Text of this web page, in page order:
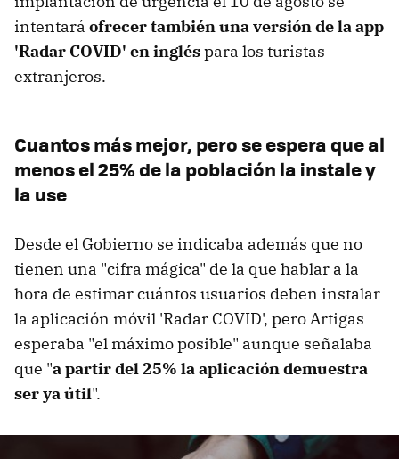
intentará ofrecer también una versión de la app
'Radar COVID' en ingléspara los turistas
extranjeros.
Cuantos más mejor, pero se espera que al
menos el 25% de la población la instale y
la use
Desde el Gobierno se indicaba además que no
tienen una "cifra mágica" de la que hablar a la
hora de estimar cuántos usuarios deben instalar
la aplicación móvil 'Radar COVID', pero Artigas
esperaba "el máximo posible" aunque señalaba
que "a partir del 25% la aplicación demuestra
ser ya útil".